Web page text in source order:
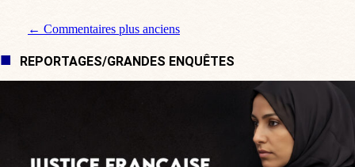
Navigation de commentaire
← Commentaires plus anciens
REPORTAGES/GRANDES ENQUÊTES